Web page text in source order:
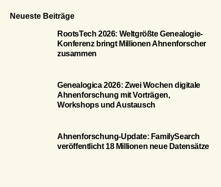
Neueste Beiträge
RootsTech 2026: Weltgrößte Genealogie-
Konferenz bringt Millionen Ahnenforscher
zusammen
Genealogica 2026: Zwei Wochen digitale
Ahnenforschung mit Vorträgen,
Workshops und Austausch
Ahnenforschung-Update: FamilySearch
veröffentlicht 18 Millionen neue Datensätze